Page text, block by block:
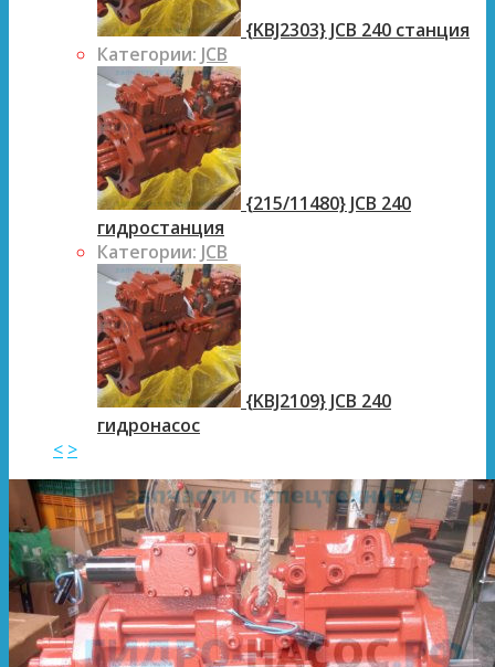
{KBJ2303} JCB 240 станция
Категории: JCB
{215/11480} JCB 240
гидростанция
Категории: JCB
{KBJ2109} JCB 240
гидронасос
< >